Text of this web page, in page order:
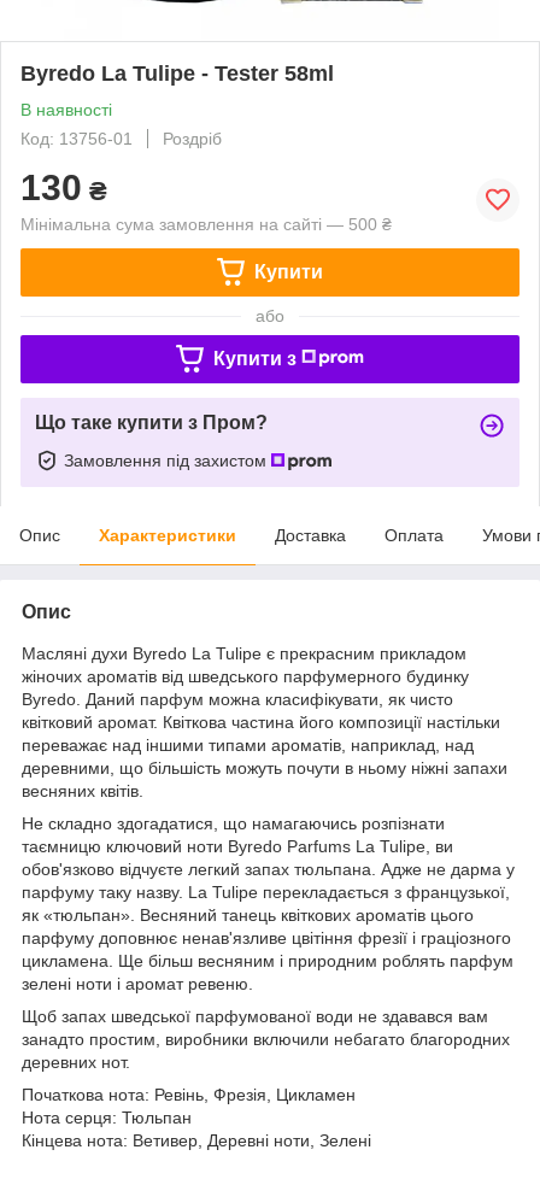
Byredo La Tulipe - Tester 58ml
В наявності
Код: 13756-01
Роздріб
130 ₴
Мінімальна сума замовлення на сайті — 500 ₴
Купити
або
Купити з
Що таке купити з Пром?
Замовлення під захистом
Опис Характеристики Доставка Оплата Умови
Опис
Масляні духи Byredo La Tulipe є прекрасним прикладом
жіночих ароматів від шведського парфумерного будинку
Byredo. Даний парфум можна класифікувати, як чисто
квітковий аромат. Квіткова частина його композиції настільки
переважає над іншими типами ароматів, наприклад, над
деревними, що більшість можуть почути в ньому ніжні запахи
весняних квітів.
Не складно здогадатися, що намагаючись розпізнати
таємницю ключовий ноти Byredo Parfums La Tulipe, ви
обов'язково відчуєте легкий запах тюльпана. Адже не дарма у
парфуму таку назву. La Tulipe перекладається з французької,
як «тюльпан». Весняний танець квіткових ароматів цього
парфуму доповнює ненав'язливе цвітіння фрезії і граціозного
цикламена. Ще більш весняним і природним роблять парфум
зелені ноти і аромат ревеню.
Щоб запах шведської парфумованої води не здавався вам
занадто простим, виробники включили небагато благородних
деревних нот.
Початкова нота: Ревінь, Фрезія, Цикламен
Нота серця: Тюльпан
Кінцева нота: Ветивер, Деревні ноти, Зелені